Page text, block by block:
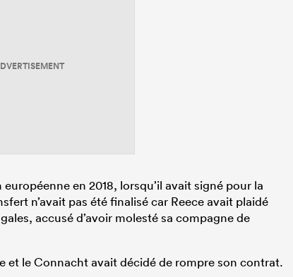
en 2018, lorsqu’il avait signé pour la
n’avait pas été finalisé car Reece avait plaidé
accusé d’avoir molesté sa compagne de
et le Connacht avait décidé de rompre son contrat.